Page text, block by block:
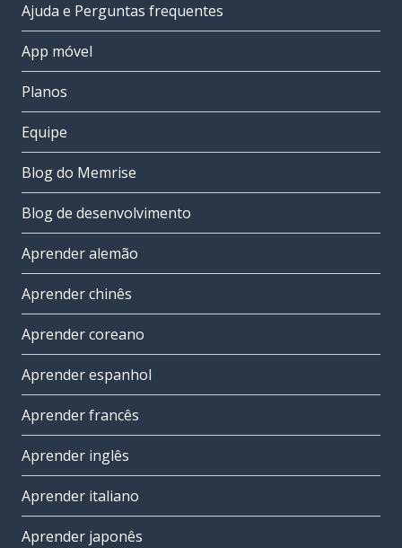
Ajuda e Perguntas frequentes
App móvel
Planos
Equipe
Blog do Memrise
Blog de desenvolvimento
Aprender alemão
Aprender chinês
Aprender coreano
Aprender espanhol
Aprender francês
Aprender inglês
Aprender italiano
Aprender japonês